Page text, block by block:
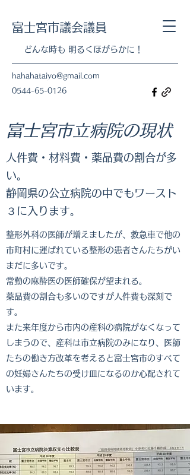
​富士宮市議会議員
​​どんな時も 明るくほがらかに！
hahahataiyo@gmail.com
0544-65-0126
​富士宮市立病院の現状
人件費・材料費・薬品費の割合が多
い。
静岡県の公立病院の中でもワースト
３に入ります。
整形外科の医師が増えましたが、救急車で他の
市町村に運ばれている整形の患者さんたちがい
まだに多いです。
常勤の麻酔医の医師確保が望まれる。
薬品費の割合も多いのですが人件費も深刻で
す。
​また来年度から市内の産科の病院がなくなって
しまうので、産科は市立病院のみになり、医師
たちの働き方改革を考えると富士宮市のすべて
の妊婦さんたちの受け皿になるのか心配されて
います。